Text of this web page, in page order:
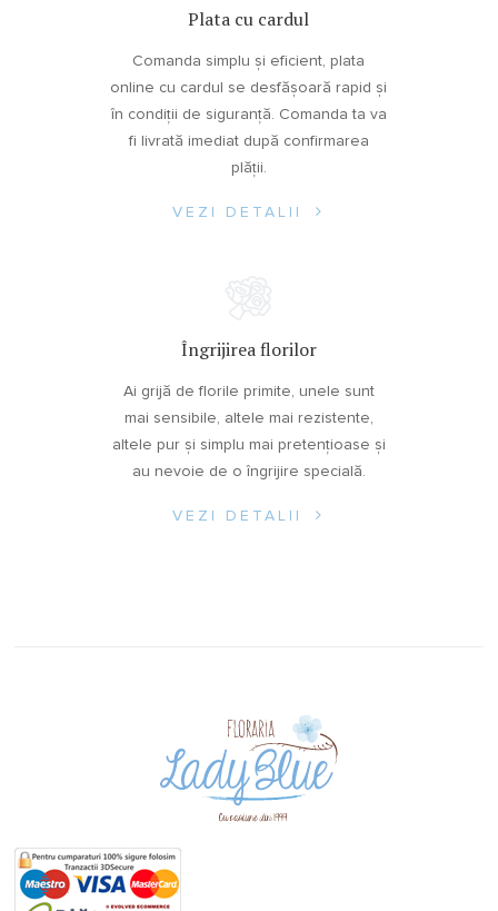
Plata cu cardul
Comanda simplu și eficient, plata
online cu cardul se desfășoară rapid și
în condiții de siguranță. Comanda ta va
fi livrată imediat după confirmarea
plății.
VEZI DETALII
Îngrijirea florilor
Ai grijă de florile primite, unele sunt
mai sensibile, altele mai rezistente,
altele pur și simplu mai pretențioase și
au nevoie de o îngrijire specială.
VEZI DETALII